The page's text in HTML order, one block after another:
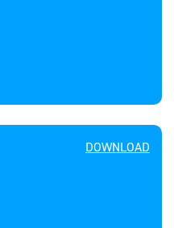
DOWNLOAD